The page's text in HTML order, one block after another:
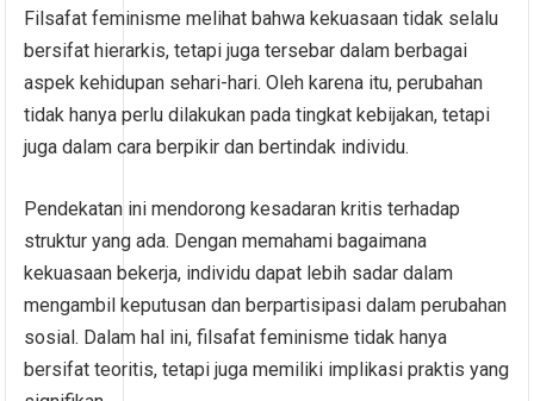
Filsafat feminisme melihat bahwa kekuasaan tidak selalu
bersifat hierarkis, tetapi juga tersebar dalam berbagai
aspek kehidupan sehari-hari. Oleh karena itu, perubahan
tidak hanya perlu dilakukan pada tingkat kebijakan, tetapi
juga dalam cara berpikir dan bertindak individu.
Pendekatan ini mendorong kesadaran kritis terhadap
struktur yang ada. Dengan memahami bagaimana
kekuasaan bekerja, individu dapat lebih sadar dalam
mengambil keputusan dan berpartisipasi dalam perubahan
sosial. Dalam hal ini, filsafat feminisme tidak hanya
bersifat teoritis, tetapi juga memiliki implikasi praktis yang